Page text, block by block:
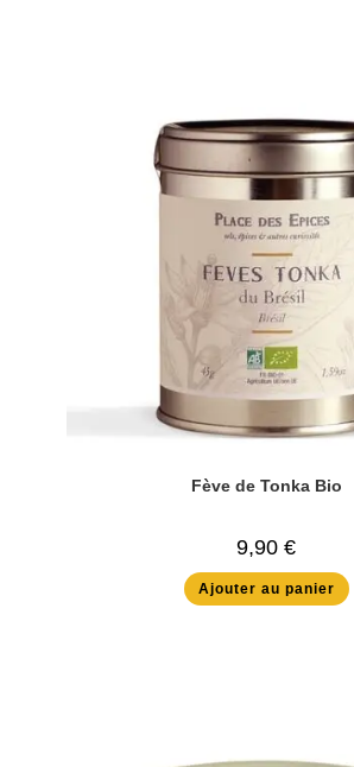
Fève de Tonka Bio
9,90 €
Ajouter au panier